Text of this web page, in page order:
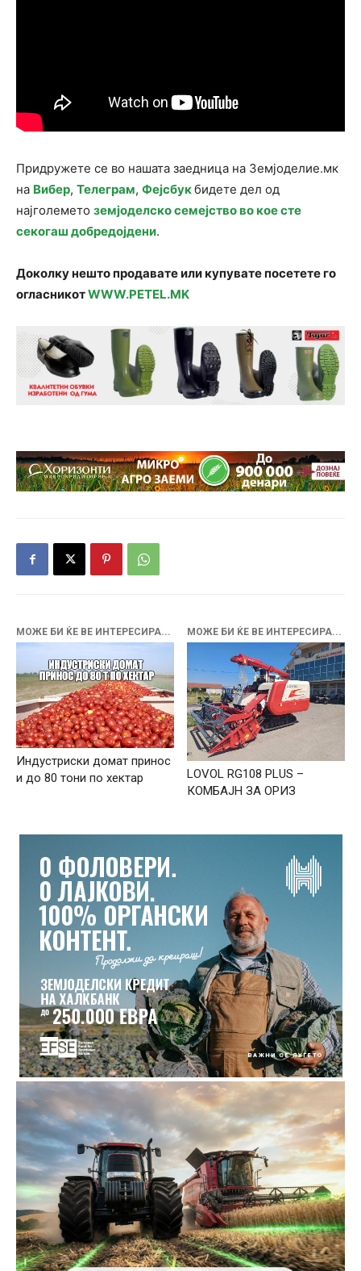
Придружете се во нашата заедница на Земјоделие.мк
на Вибер, Телеграм, Фејсбукбидете дел од
најголемето земјоделско семејство во кое сте
секогаш добредојдени.
Доколку нешто продавате или купувате посетете го
огласникотWWW.PETEL.MK
МОЖЕ БИ ЌЕ ВЕ ИНТЕРЕСИРА...
Индустриски домат принос
и до 80 тони по хектар
МОЖЕ БИ ЌЕ ВЕ ИНТЕРЕСИРА...
LOVOL RG108 PLUS –
КОМБАЈН ЗА ОРИЗ